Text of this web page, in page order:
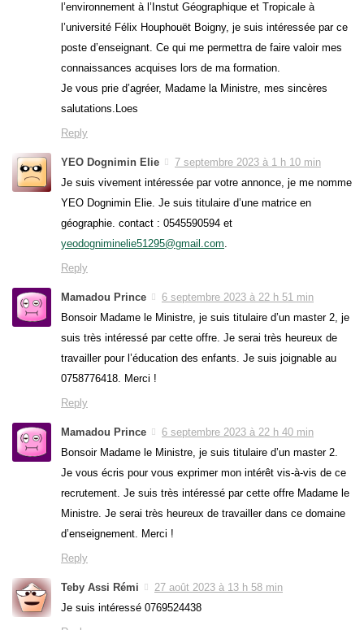
l’environnement à l’Instut Géographique et Tropicale à
l’université Félix Houphouët Boigny, je suis intéressée par ce
poste d’enseignant. Ce qui me permettra de faire valoir mes
connaissances acquises lors de ma formation.
Je vous prie d’agréer, Madame la Ministre, mes sincères
salutations.Loes
Reply
YEO Dognimin Elie
7 septembre 2023 à 1 h 10 min
Je suis vivement intéressée par votre annonce, je me nomme
YEO Dognimin Elie. Je suis titulaire d’une matrice en
géographie. contact : 0545590594 et
yeodogniminelie51295@gmail.com.
Reply
Mamadou Prince
6 septembre 2023 à 22 h 51 min
Bonsoir Madame le Ministre, je suis titulaire d’un master 2, je
suis très intéressé par cette offre. Je serai très heureux de
travailler pour l’éducation des enfants. Je suis joignable au
0758776418. Merci !
Reply
Mamadou Prince
6 septembre 2023 à 22 h 40 min
Bonsoir Madame le Ministre, je suis titulaire d’un master 2.
Je vous écris pour vous exprimer mon intérêt vis-à-vis de ce
recrutement. Je suis très intéressé par cette offre Madame le
Ministre. Je serai très heureux de travailler dans ce domaine
d’enseignement. Merci !
Reply
Teby Assi Rémi
27 août 2023 à 13 h 58 min
Je suis intéressé 0769524438